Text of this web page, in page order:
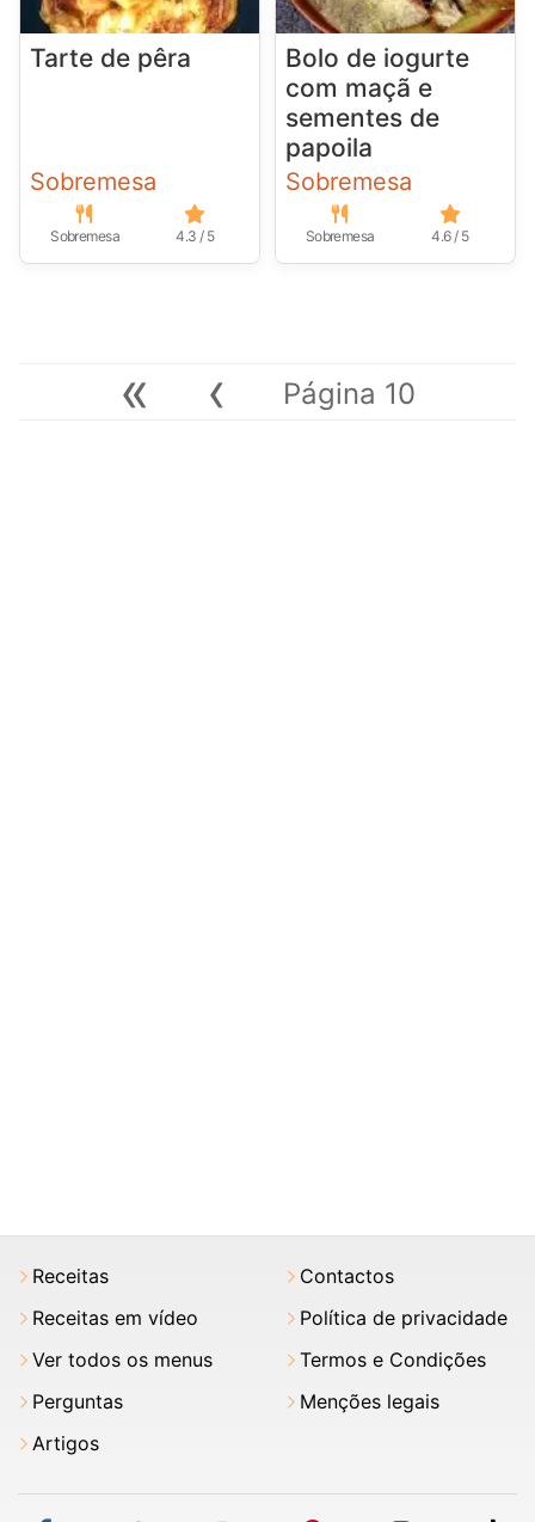
Tarte de pêra
Sobremesa
Sobremesa 4.3 / 5
Bolo de iogurte
com maçã e
sementes de
papoila
Sobremesa
Sobremesa 4.6 / 5
« ‹ Página 10
Receitas
Receitas em vídeo
Ver todos os menus
Perguntas
Artigos
Contactos
Política de privacidade
Termos e Condições
Menções legais